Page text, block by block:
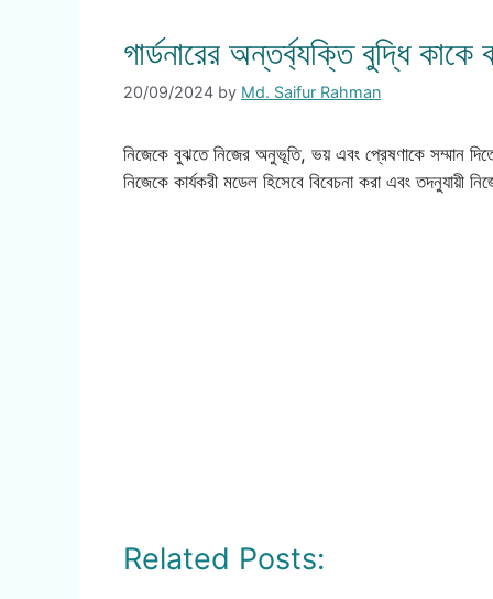
গার্ডনারের অন্তর্ব্যক্তি বুদ্ধি কাকে
20/09/2024 by Md. Saifur Rahman
নিজেকে বুঝতে নিজের অনুভূতি, ভয় এবং প্রেষণাকে সম্মান
নিজেকে কার্যকরী মডেল হিসেবে বিবেচনা করা এবং তদনুযায়ী
Related Posts: